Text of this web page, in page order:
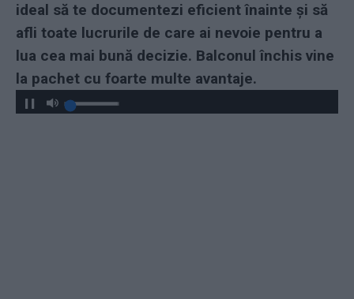
ideal să te documentezi eficient înainte și să
afli toate lucrurile de care ai nevoie pentru a
lua cea mai bună decizie. Balconul închis vine
la pachet cu foarte multe avantaje.